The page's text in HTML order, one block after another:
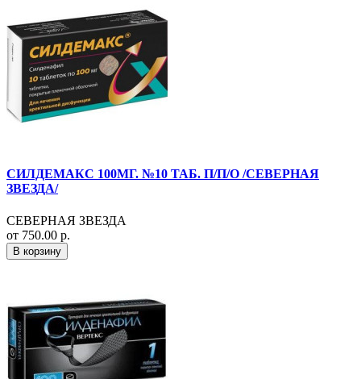
СИЛДЕМАКС 100МГ. №10 ТАБ. П/П/О /СЕВЕРНАЯ
ЗВЕЗДА/
СЕВЕРНАЯ ЗВЕЗДА
от 750.00 р.
В корзину